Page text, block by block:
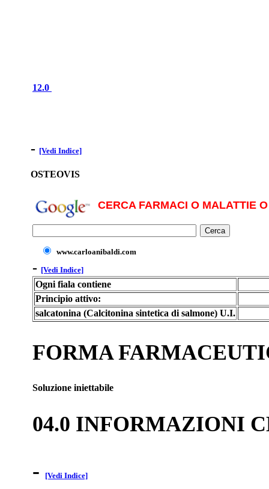
12.0
- [Vedi Indice]
OSTEOVIS
CERCA FARMACI O MALATTIE
www.carloanibaldi.com
- [Vedi Indice]
Ogni fiala contiene
Principio attivo:
salcatonina (Calcitonina sintetica di salmone) U.I.
FORMA
Soluzione iniettabile
04.0 INFORMAZIONI
-
[Vedi Indice]